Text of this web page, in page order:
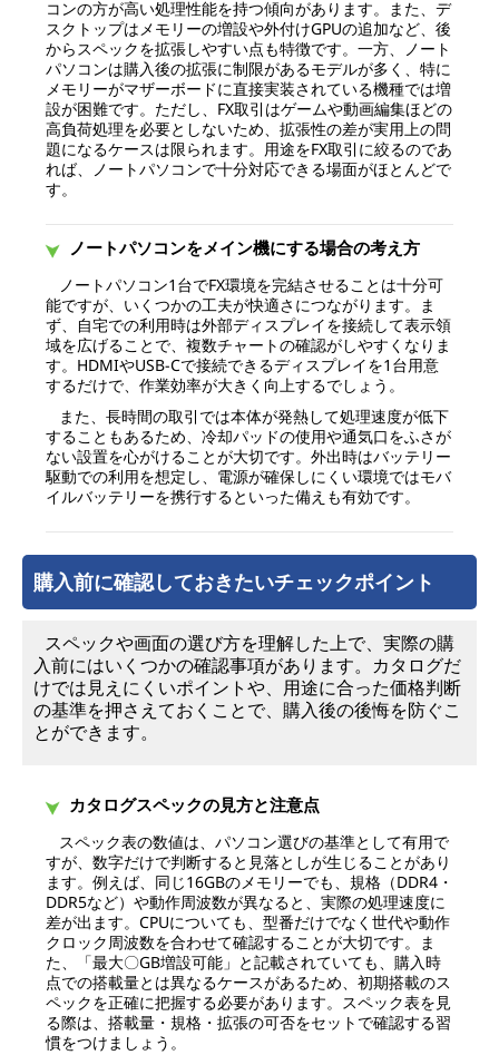
コンの方が高い処理性能を持つ傾向があります。また、デ
スクトップはメモリーの増設や外付けGPUの追加など、後
からスペックを拡張しやすい点も特徴です。一方、ノート
パソコンは購入後の拡張に制限があるモデルが多く、特に
メモリーがマザーボードに直接実装されている機種では増
設が困難です。ただし、FX取引はゲームや動画編集ほどの
高負荷処理を必要としないため、拡張性の差が実用上の問
題になるケースは限られます。用途をFX取引に絞るのであ
れば、ノートパソコンで十分対応できる場面がほとんどで
す。
ノートパソコンをメイン機にする場合の考え方
ノートパソコン1台でFX環境を完結させることは十分可
能ですが、いくつかの工夫が快適さにつながります。ま
ず、自宅での利用時は外部ディスプレイを接続して表示領
域を広げることで、複数チャートの確認がしやすくなりま
す。HDMIやUSB-Cで接続できるディスプレイを1台用意
するだけで、作業効率が大きく向上するでしょう。
また、長時間の取引では本体が発熱して処理速度が低下
することもあるため、冷却パッドの使用や通気口をふさが
ない設置を心がけることが大切です。外出時はバッテリー
駆動での利用を想定し、電源が確保しにくい環境ではモバ
イルバッテリーを携行するといった備えも有効です。
購入前に確認しておきたいチェックポイント
スペックや画面の選び方を理解した上で、実際の購
入前にはいくつかの確認事項があります。カタログだ
けでは見えにくいポイントや、用途に合った価格判断
の基準を押さえておくことで、購入後の後悔を防ぐこ
とができます。
カタログスペックの見方と注意点
スペック表の数値は、パソコン選びの基準として有用で
すが、数字だけで判断すると見落としが生じることがあり
ます。例えば、同じ16GBのメモリーでも、規格（DDR4・
DDR5など）や動作周波数が異なると、実際の処理速度に
差が出ます。CPUについても、型番だけでなく世代や動作
クロック周波数を合わせて確認することが大切です。ま
た、「最大〇GB増設可能」と記載されていても、購入時
点での搭載量とは異なるケースがあるため、初期搭載のス
ペックを正確に把握する必要があります。スペック表を見
る際は、搭載量・規格・拡張の可否をセットで確認する習
慣をつけましょう。